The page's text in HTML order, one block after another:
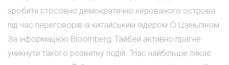
зробити стосовно демократично керованого острова
під час переговорів із китайським лідером Сі Цзіньпіном.
За інформацією Bloomberg, Тайбей активно прагне
уникнути такого розвитку подій. "Нас найбільше лякає